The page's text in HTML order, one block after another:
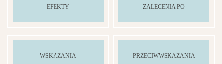
EFEKTY ZALECENIA PO
WSKAZANIA PRZECIWWSKAZANIA